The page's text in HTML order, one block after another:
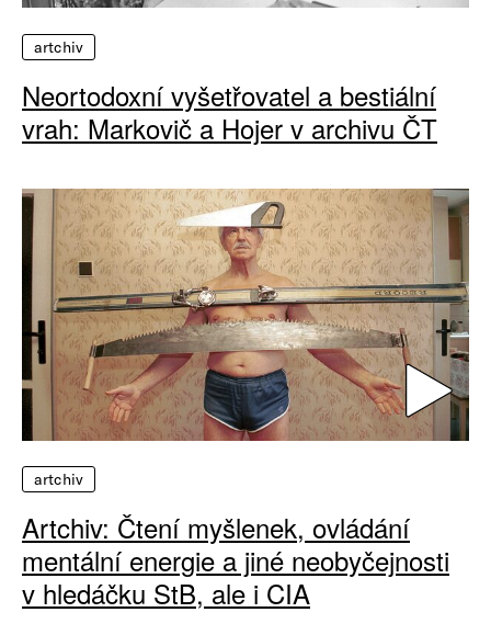
artchiv
Neortodoxní vyšetřovatel a bestiální
vrah: Markovič a Hojer v archivu ČT
artchiv
Artchiv: Čtení myšlenek, ovládání
mentální energie a jiné neobyčejnosti
v hledáčku StB, ale i CIA